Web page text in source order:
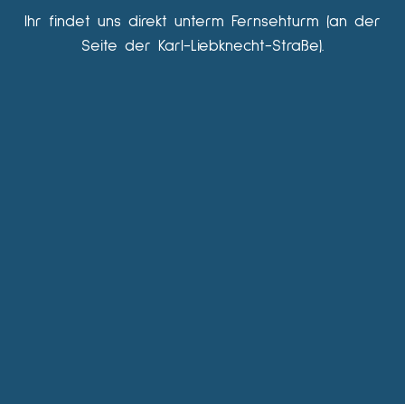
Ihr findet uns direkt unterm Fernsehturm (an der
Seite der Karl-Liebknecht-Straße).